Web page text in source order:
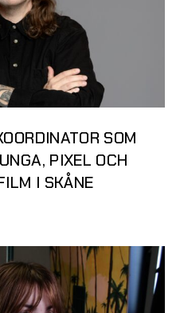
SOM
PIXEL OCH
I SKÅNE